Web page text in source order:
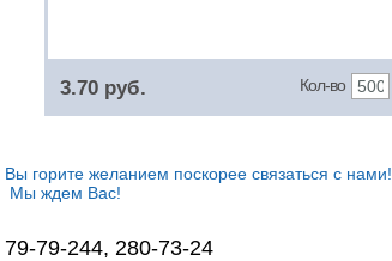
3.70 руб. Кол-во
горите желанием поскорее связаться с нами!
Мы ждем Вас!
79-244, 280-73-24